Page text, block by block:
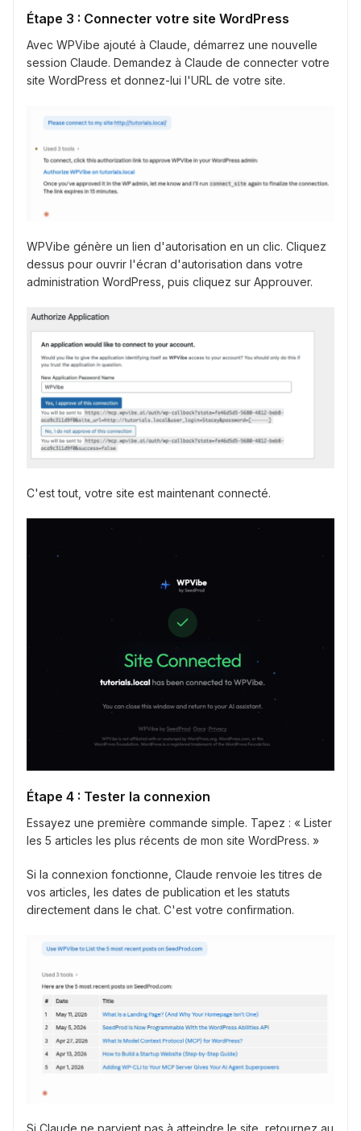
Étape 3 : Connecter votre site WordPress
Avec WPVibe ajouté à Claude, démarrez une nouvelle
session Claude. Demandez à Claude de connecter votre
site WordPress et donnez-lui l'URL de votre site.
WPVibe génère un lien d'autorisation en un clic. Cliquez
dessus pour ouvrir l'écran d'autorisation dans votre
administration WordPress, puis cliquez sur Approuver.
C'est tout, votre site est maintenant connecté.
Étape 4 : Tester la connexion
Essayez une première commande simple. Tapez : « Lister
les 5 articles les plus récents de mon site WordPress. »
Si la connexion fonctionne, Claude renvoie les titres de
vos articles, les dates de publication et les statuts
directement dans le chat. C'est votre confirmation.
Si Claude ne parvient pas à atteindre le site, retournez au